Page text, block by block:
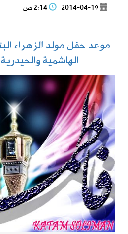
2014-04-19
موعد حفل مولد الزهراء
الهاشمية